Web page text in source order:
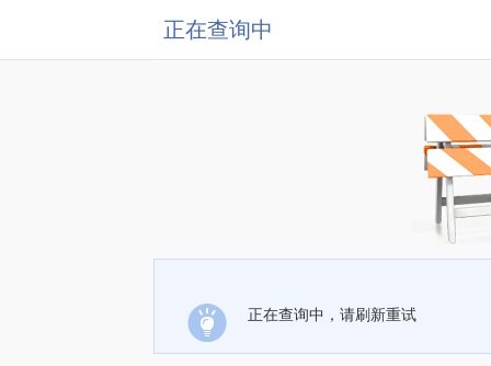
正在查询中
正在查询中，请刷新重试